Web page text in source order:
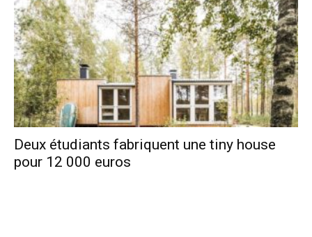
Deux étudiants fabriquent une tiny house
pour 12 000 euros